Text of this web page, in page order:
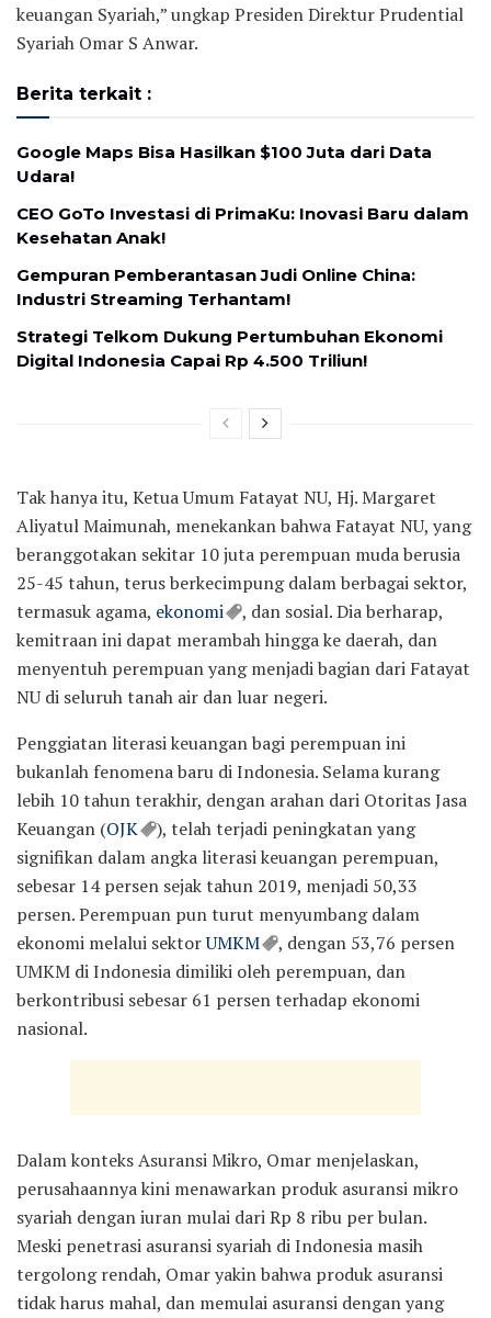
keuangan Syariah,” ungkap Presiden Direktur Prudential
Syariah Omar S Anwar.
Berita terkait :
Google Maps Bisa Hasilkan $100 Juta dari Data
Udara!
CEO GoTo Investasi di PrimaKu: Inovasi Baru dalam
Kesehatan Anak!
Gempuran Pemberantasan Judi Online China:
Industri Streaming Terhantam!
Strategi Telkom Dukung Pertumbuhan Ekonomi
Digital Indonesia Capai Rp 4.500 Triliun!
Tak hanya itu, Ketua Umum Fatayat NU, Hj. Margaret
Aliyatul Maimunah, menekankan bahwa Fatayat NU, yang
beranggotakan sekitar 10 juta perempuan muda berusia
25-45 tahun, terus berkecimpung dalam berbagai sektor,
termasuk agama, ekonomi
, dan sosial. Dia berharap,
kemitraan ini dapat merambah hingga ke daerah, dan
menyentuh perempuan yang menjadi bagian dari Fatayat
NU di seluruh tanah air dan luar negeri.
Penggiatan literasi keuangan bagi perempuan ini
bukanlah fenomena baru di Indonesia. Selama kurang
lebih 10 tahun terakhir, dengan arahan dari Otoritas Jasa
Keuangan (OJK
), telah terjadi peningkatan yang
signifikan dalam angka literasi keuangan perempuan,
sebesar 14 persen sejak tahun 2019, menjadi 50,33
persen. Perempuan pun turut menyumbang dalam
ekonomi melalui sektorUMKM
, dengan 53,76 persen
UMKM di Indonesia dimiliki oleh perempuan, dan
berkontribusi sebesar 61 persen terhadap ekonomi
nasional.
Dalam konteks Asuransi Mikro, Omar menjelaskan,
perusahaannya kini menawarkan produk asuransi mikro
syariah dengan iuran mulai dari Rp 8 ribu per bulan.
Meski penetrasi asuransi syariah di Indonesia masih
tergolong rendah, Omar yakin bahwa produk asuransi
tidak harus mahal, dan memulai asuransi dengan yang